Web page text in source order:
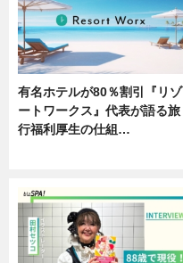
有名ホテルが80％割引『リゾ
ートワークス』代表が語る旅
行福利厚生の仕組…